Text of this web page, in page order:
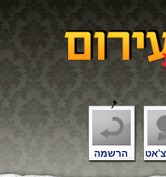
הרשמה